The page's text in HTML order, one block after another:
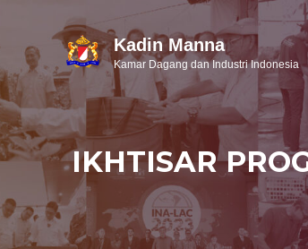
Kadin Manna
Kamar Dagang dan Industri Indonesia
IKHTISAR